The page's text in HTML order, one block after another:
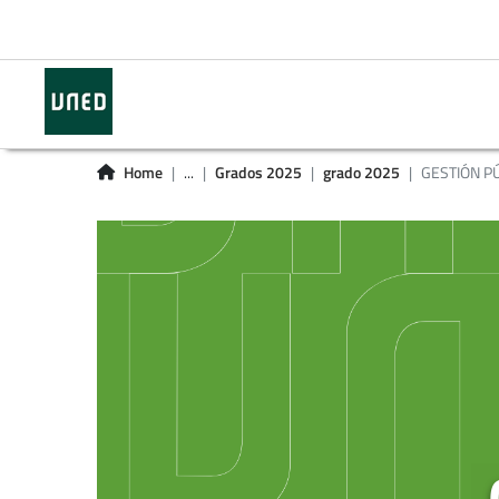
Home ... Grados 2025 grado 2025 GESTIÓN